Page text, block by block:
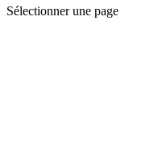
Sélectionner une page